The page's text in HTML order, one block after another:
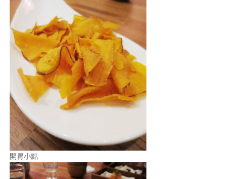
關於Yilan
個人著作
活動實況記錄
媒體報導一覽
合作與代言
訂閱電子報
開胃小點